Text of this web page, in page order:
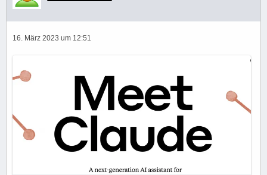
16. März 2023 um 12:51